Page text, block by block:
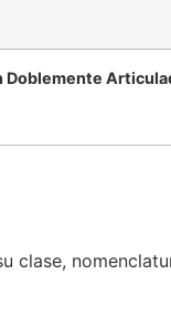
Doblemente
clase,